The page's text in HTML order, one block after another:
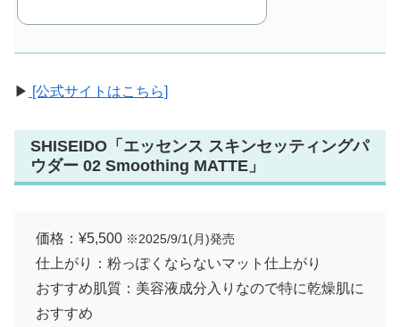
▶ [公式サイトはこちら]
SHISEIDO「エッセンス スキンセッティングパ
ウダー 02 Smoothing MATTE」
価格：¥5,500 ※2025/9/1(月)発売
仕上がり：粉っぽくならないマット仕上がり
おすすめ肌質：美容液成分入りなので特に乾燥肌に
おすすめ